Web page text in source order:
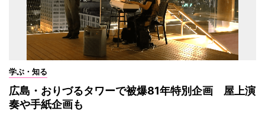
学ぶ・知る
広島・おりづるタワーで被爆81年特別企画 屋上演
奏や手紙企画も